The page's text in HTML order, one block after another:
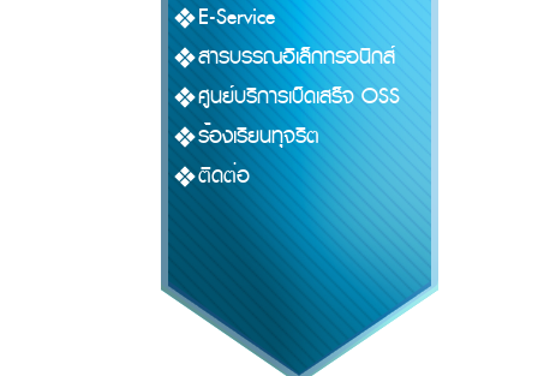
E-Service
สารบรรณอิเล็กทรอนิกส์
ศูนย์บริการเบ็ดเสร็จ OSS
ร้องเรียนทุจริต
ติดต่อ